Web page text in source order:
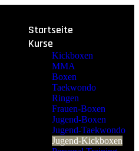
Startseite
Kurse
Kickboxen
MMA
Boxen
Taekwondo
Ringen
Frauen-Boxen
Jugend-Boxen
Jugend-Taekwondo
Jugend-Kickboxen